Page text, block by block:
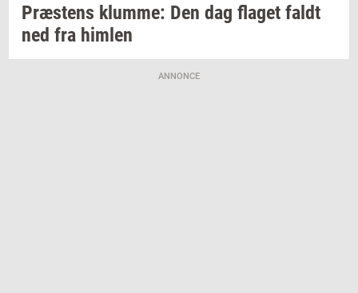
Præ­stens klum­me: Den dag fla­get faldt
ned fra him­len
ANNONCE